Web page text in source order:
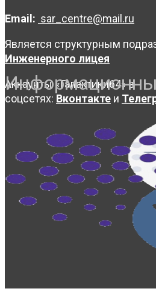
Email: sar_centre@mail.ru
Является структурным
Инженерного лицея
Аккаунты «Галактики64» в
соцсетях: Вконтакте и